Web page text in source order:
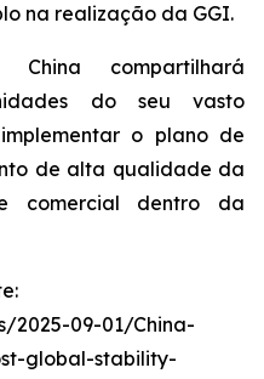
na realização da GGI.
compartilhará
do seu vasto
o plano de
de alta qualidade da
comercial dentro da
2025-09-01/China-
global-stability-